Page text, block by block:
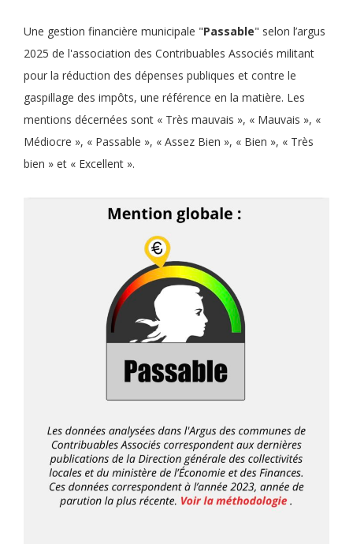
Une gestion financière municipale "Passable" selon l’argus
2025 de l'association des Contribuables Associés militant
pour la réduction des dépenses publiques et contre le
gaspillage des impôts, une référence en la matière. Les
mentions décernées sont « Très mauvais », « Mauvais », «
Médiocre », « Passable », « Assez Bien », « Bien », « Très
bien » et « Excellent ».